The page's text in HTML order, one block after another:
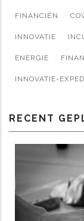
FINANCIËN
INNOVATIE
ENERGIE
INNOVATIE-
RECENT